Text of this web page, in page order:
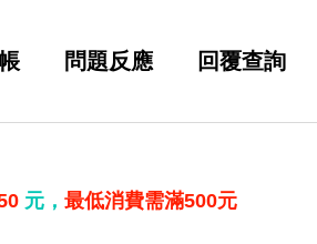
問題反應 回覆查詢
元， 最低消費需滿500元